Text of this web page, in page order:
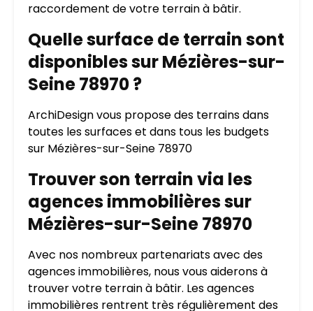
raccordement de votre terrain à bâtir.
Quelle surface de terrain sont
disponibles sur Mézières-sur-
Seine 78970 ?
ArchiDesign vous propose des terrains dans
toutes les surfaces et dans tous les budgets
sur Mézières-sur-Seine 78970
Trouver son terrain via les
agences immobilières sur
Mézières-sur-Seine 78970
Avec nos nombreux partenariats avec des
agences immobilières, nous vous aiderons à
trouver votre terrain à bâtir. Les agences
immobilières rentrent très régulièrement des